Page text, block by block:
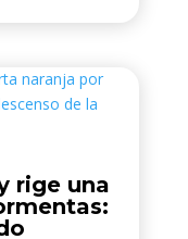
rige una